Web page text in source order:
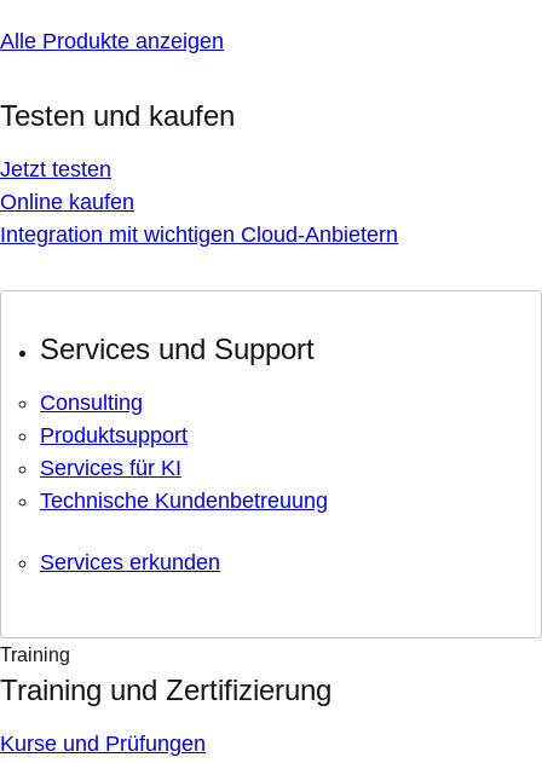
Alle Produkte anzeigen
Testen und kaufen
Jetzt testen
Online kaufen
Integration mit wichtigen Cloud-Anbietern
Services und Support
Consulting
Produktsupport
Services für KI
Technische Kundenbetreuung
Services erkunden
Training
Training und Zertifizierung
Kurse und Prüfungen